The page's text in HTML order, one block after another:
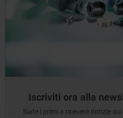
Iscriviti ora alla
Siate i primi a ricevere notizie